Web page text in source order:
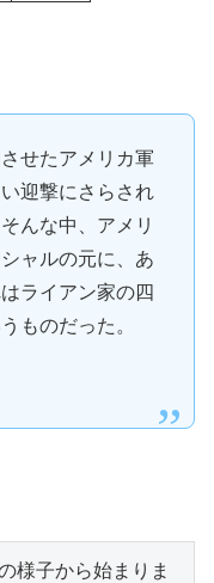
せたアメリカ軍
迎撃にさらされ
んな中、アメリ
ャルの元に、あ
ライアン家の四
ものだった。
様子から始まりま